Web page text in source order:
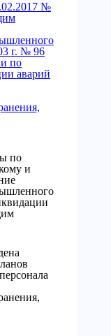
№
г. № 96
по
аварий
по
и